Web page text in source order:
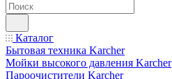
Каталог
Бытовая техника Karcher
Мойки высокого давления Karcher
Пароочистители Karcher